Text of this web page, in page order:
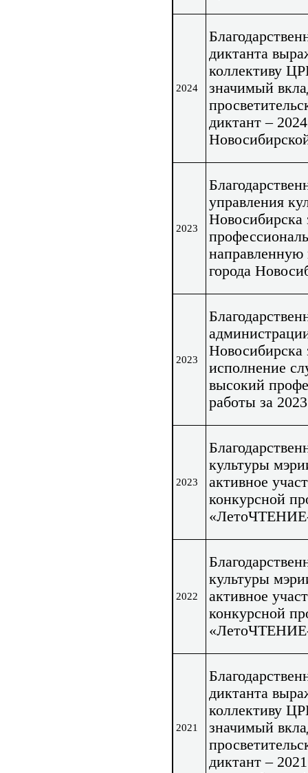
2024
диктанта
коллективу
значимый
диктант –
2023
управления
Новосибирска
направленную
города
2023
Новосибирска
исполнение
высокий
работы за
2023
культуры
активное
конкурсной
2022
культуры
активное
конкурсной
2021
диктанта
коллективу
значимый
диктант –